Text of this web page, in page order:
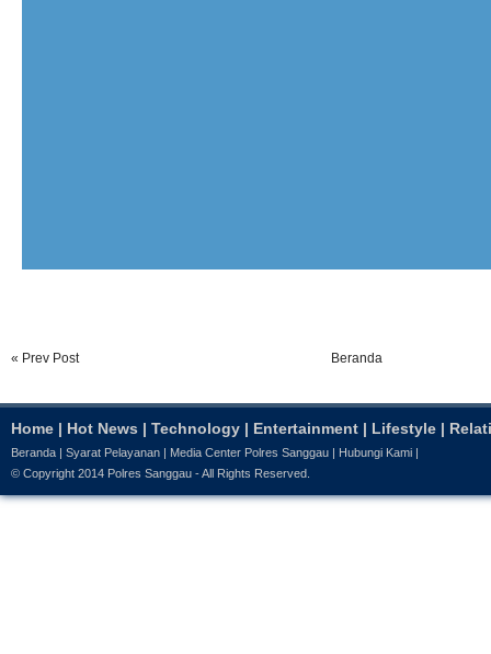
« Prev Post Beranda
Home | Hot News | Technology | Entertainment | Lifestyle |
Beranda Syarat Pelayanan Media Center Polres Sanggau Hubungi Kami
© Copyright 2014 Polres Sanggau - All Rights Reserved.